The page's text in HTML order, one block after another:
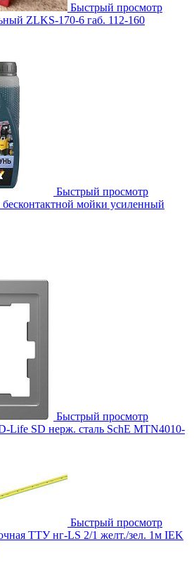
Быстрый просмотр
ZLKS-170-6 габ. 112-160
Быстрый просмотр
мойки усиленный
Быстрый просмотр
Life SD нерж. сталь SchE MTN4010-
Быстрый просмотр
ТТУ нг-LS 2/1 желт./зел. 1м IEK